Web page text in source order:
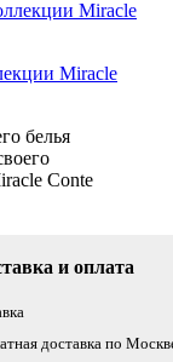
Miracle
белья
Conte
и оплата
доставка по